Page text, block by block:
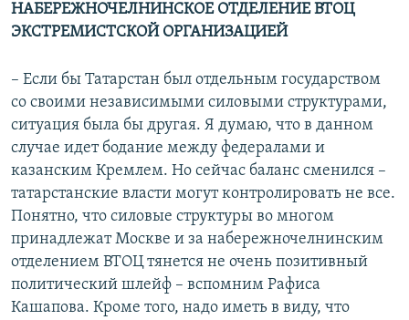
НАБЕРЕЖНОЧЕЛНИНСКОЕ ОТДЕЛЕНИЕ ВТОЦ
ЭКСТРЕМИСТСКОЙ ОРГАНИЗАЦИЕЙ
– Если бы Татарстан был отдельным государством
со своими независимыми силовыми структурами,
ситуация была бы другая. Я думаю, что в данном
случае идет бодание между федералами и
казанским Кремлем. Но сейчас баланс сменился –
татарстанские власти могут контролировать не все.
Понятно, что силовые структуры во многом
принадлежат Москве и за набережночелнинским
отделением ВТОЦ тянется не очень позитивный
политический шлейф – вспомним Рафиса
Кашапова. Кроме того, надо иметь в виду, что